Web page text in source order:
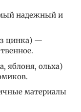
надежный и
цинка) —
яблоня, ольха)
материалы